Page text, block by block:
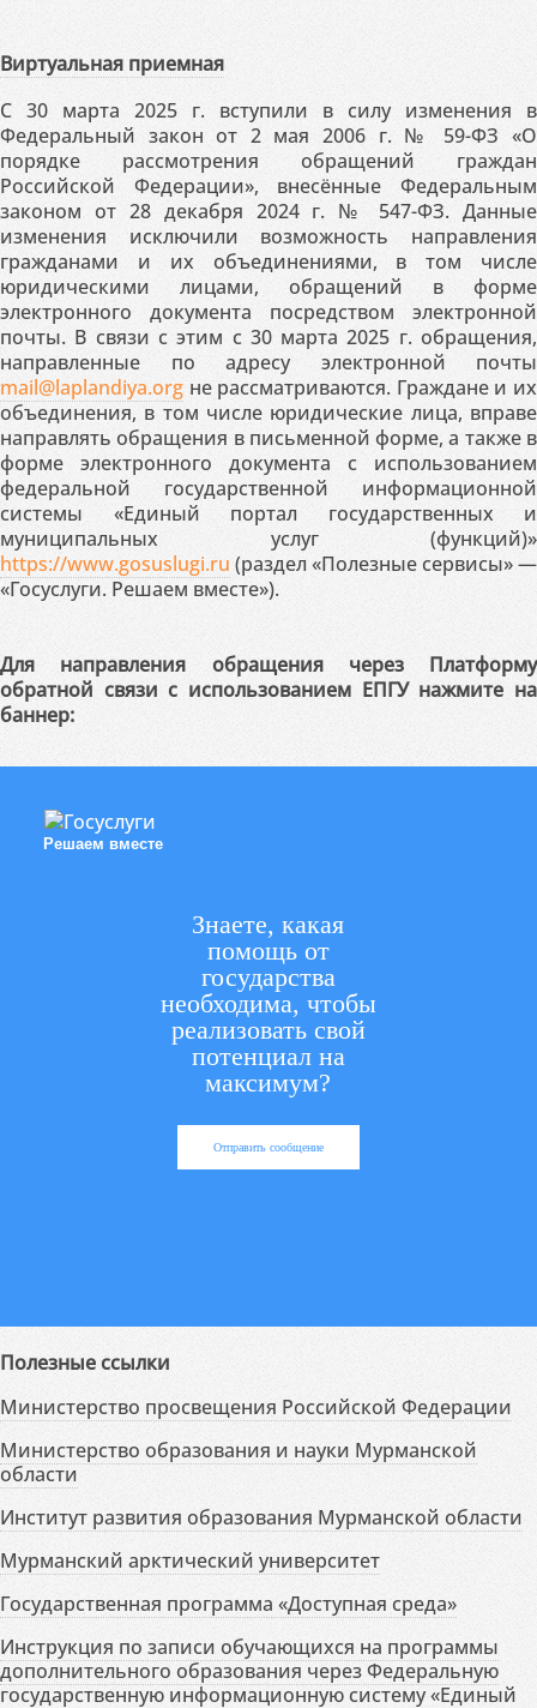
Виртуальная приемная
С 30 марта 2025 г. вступили в силу изменения в
Федеральный закон от 2 мая 2006 г. № 59-ФЗ «О
порядке рассмотрения обращений граждан
Российской Федерации», внесённые Федеральным
законом от 28 декабря 2024 г. № 547-ФЗ. Данные
изменения исключили возможность направления
гражданами и их объединениями, в том числе
юридическими лицами, обращений в форме
электронного документа посредством электронной
почты. В связи с этим с 30 марта 2025 г. обращения,
направленные по адресу электронной почты
mail@laplandiya.org не рассматриваются. Граждане и их
объединения, в том числе юридические лица, вправе
направлять обращения в письменной форме, а также в
форме электронного документа с использованием
федеральной государственной информационной
системы «Единый портал государственных и
муниципальных услуг (функций)»
https://www.gosuslugi.ru (раздел «Полезные сервисы» —
«Госуслуги. Решаем вместе»).
Для направления обращения через Платформу
обратной связи с использованием ЕПГУ нажмите на
баннер:
Решаем вместе
Знаете, какая
помощь от
государства
необходима, чтобы
реализовать свой
потенциал на
максимум?
Отправить сообщение
Полезные ссылки
Министерство просвещения Российской Федерации
Министерство образования и науки Мурманской
области
Институт развития образования Мурманской области
Мурманский арктический университет
Государственная программа «Доступная среда»
Инструкция по записи обучающихся на программы
дополнительного образования через Федеральную
государственную информационную систему «Единый